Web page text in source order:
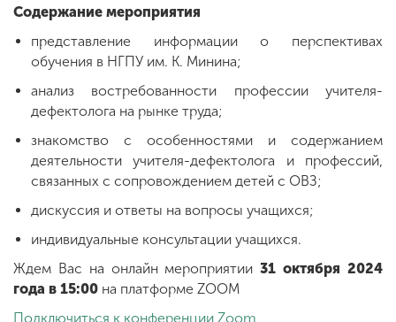
Содержание мероприятия
представление информации о перспективах
обучения в НГПУ им. К. Минина;
анализ востребованности профессии учителя-
дефектолога на рынке труда;
знакомство с особенностями и содержанием
деятельности учителя-дефектолога и профессий,
связанных с сопровождением детей с ОВЗ;
дискуссия и ответы на вопросы учащихся;
индивидуальные консультации учащихся.
Ждем Вас на онлайн мероприятии31 октября 2024
года в 15:00 на платформе ZOOM
Подключиться к конференции Zoom